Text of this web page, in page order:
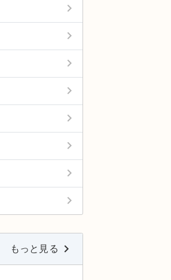
keyboard_arrow_right
keyboard_arrow_right
keyboard_arrow_right
keyboard_arrow_right
keyboard_arrow_right
keyboard_arrow_right
keyboard_arrow_right
keyboard_arrow_right
もっと見る keyboard_arrow_right